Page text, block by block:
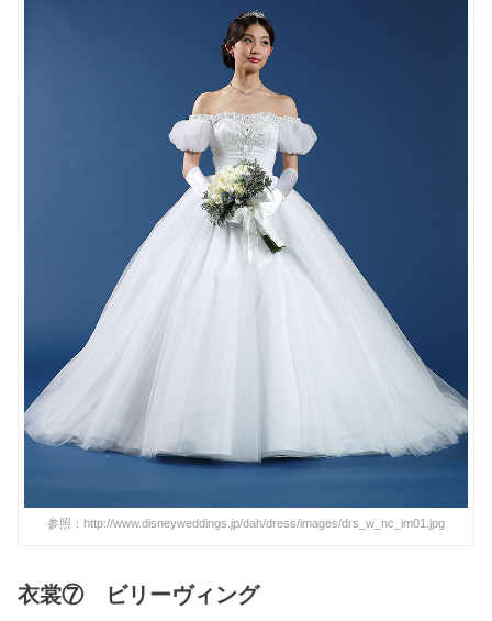
参照：http://www.disneyweddings.jp/dah/dress/images/drs_w_nc_im01.jpg
衣裳⑦ ビリーヴィング